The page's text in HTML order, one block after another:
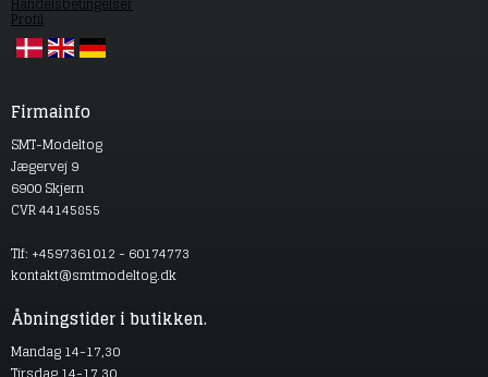
Profil
Firmainfo
SMT-Modeltog
Jægervej 9
6900 Skjern
CVR 44145855
Tlf: +4597361012 - 60174773
kontakt@smtmodeltog.dk
Åbningstider i butikken.
Mandag 14-17,30